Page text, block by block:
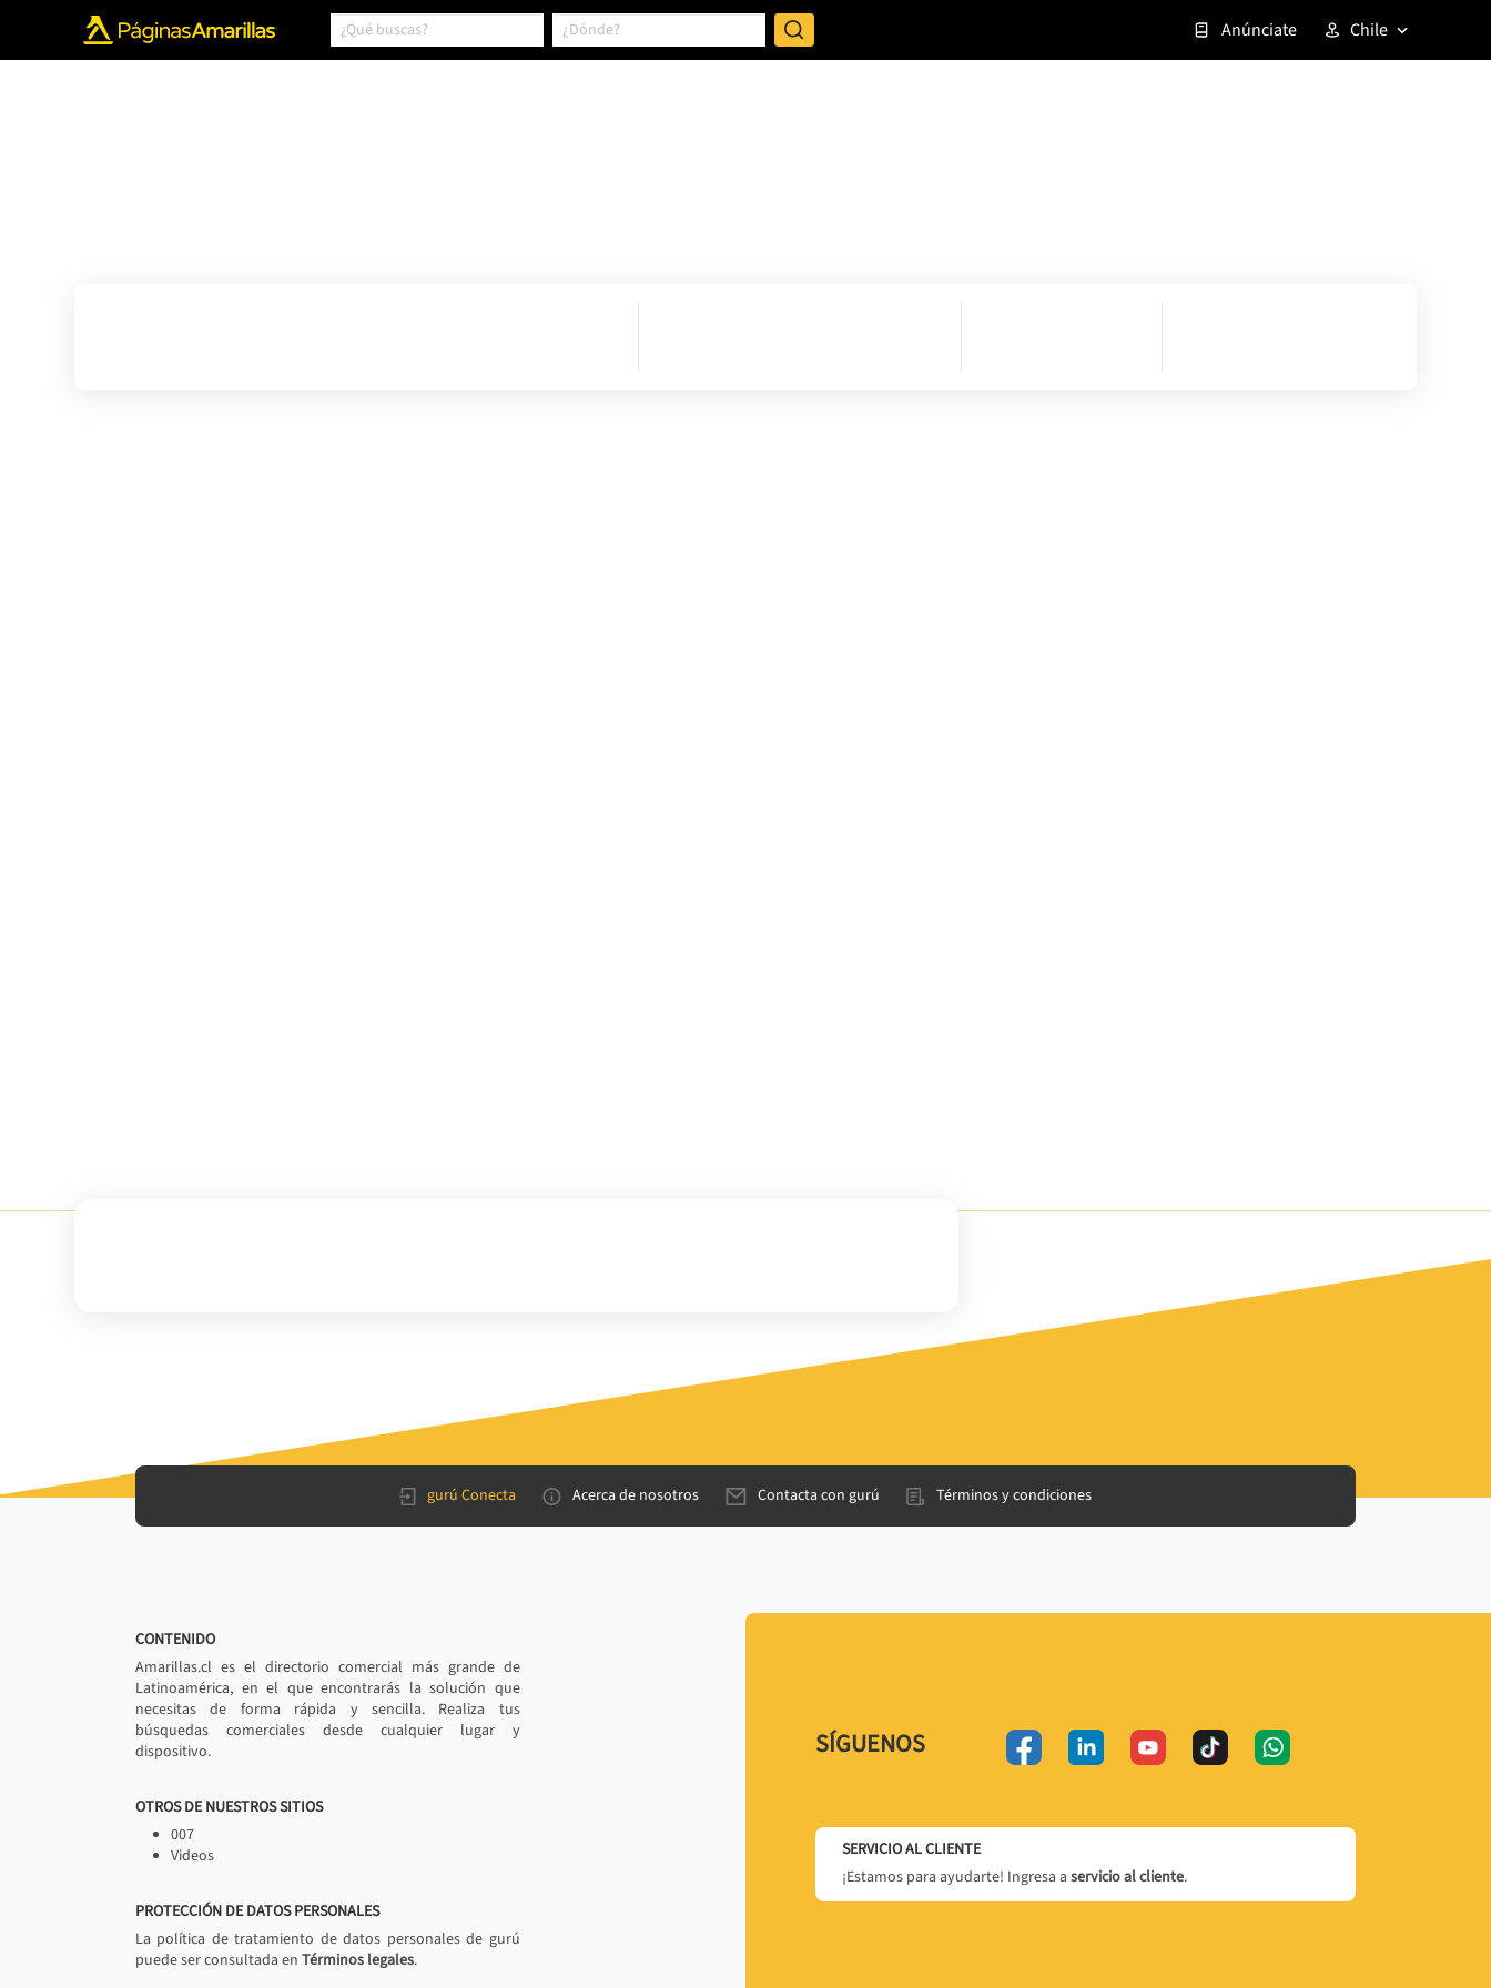
Anúnciate Chile
gurú Conecta Acerca de nosotros Contacta con gurú Términos y condiciones
CONTENIDO
Amarillas.cl es el directorio comercial más grande de
Latinoamérica, en el que encontrarás la solución que
necesitas de forma rápida y sencilla. Realiza tus
búsquedas comerciales desde cualquier lugar y
dispositivo.
OTROS DE NUESTROS SITIOS
007
Videos
PROTECCIÓN DE DATOS PERSONALES
La política de tratamiento de datos personales de gurú
puede ser consultada en Términos legales.
SÍGUENOS
SERVICIO AL CLIENTE
¡Estamos para ayudarte! Ingresa a servicio al cliente.